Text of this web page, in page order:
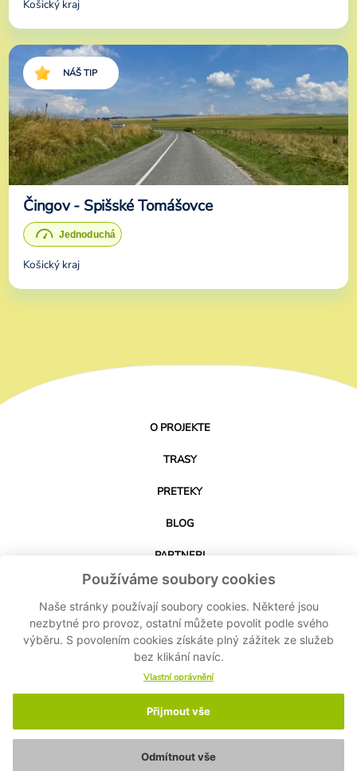
Používáme soubory cookies
Naše stránky používají soubory cookies. Některé jsou
nezbytné pro provoz, ostatní můžete povolit podle svého
výběru. S povolením cookies získáte plný zážitek ze služeb
bez klikání navíc.
Vlastní oprávnění
Přijmout vše
Odmítnout vše
Košický kraj
NÁŠ TIP
Čingov - Spišské Tomášovce
Košický kraj
O PROJEKTE
TRASY
PRETEKY
BLOG
PARTNERI
KONTAKT
STIAHNUŤ APLIKÁCIU
© 2024-2026 Cyklo Kubík - Všetky práva vyhradené MASPEX Slovakia sro -
Nastavenie cookies-Ochrana osobných údajov -Zásady ochrany osobných